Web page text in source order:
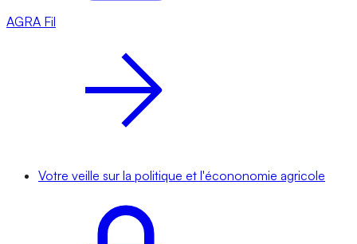
AGRA Fil
Votre veille sur la politique et l'écononomie agricole